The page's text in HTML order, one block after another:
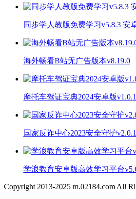
同步学人教版免费学习v5.8.3 安
海外畅看B站无广告版本v8.19.0
摩托车驾证宝典2024安卓版
国家反诈中心2023安全守护
学浪教育安卓版高效学习平台
Copyright 2013-2025 m.02184.com All